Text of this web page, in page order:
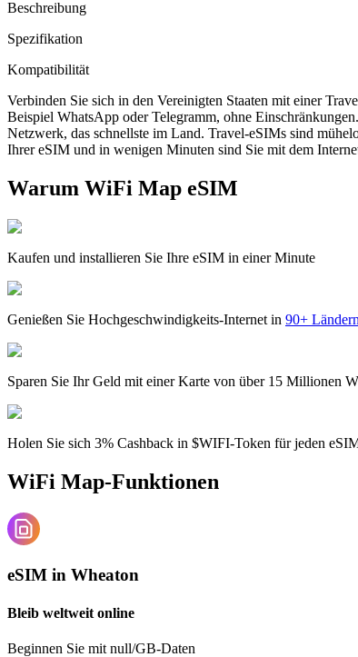
Beschreibung
Spezifikation
Kompatibilität
Verbinden Sie sich in den Vereinigten Staaten mit einer
Beispiel WhatsApp oder Telegramm, ohne
Netzwerk, das schnellste im Land. Travel-eSIMs sind
Ihrer eSIM und in wenigen Minuten sind Sie mit dem
Warum WiFi Map eSIM
Kaufen und installieren Sie Ihre eSIM in einer Minute
Genießen Sie Hochgeschwindigkeits-Internet in 90+
Sparen Sie Ihr Geld mit einer Karte von über 15 Millionen
Holen Sie sich 3% Cashback in $WIFI-Token für jeden
WiFi Map-Funktionen
eSIM in Wheaton
Bleib weltweit online
Beginnen Sie mit null/GB-Daten